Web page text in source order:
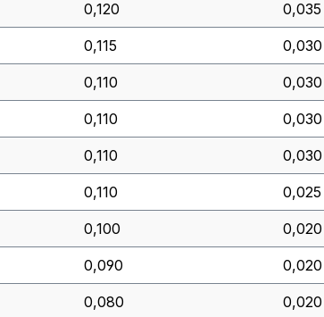
0,120 0,035
0,115 0,030
0,110 0,030
0,110 0,030
0,110 0,030
0,110 0,025
0,100 0,020
0,090 0,020
0,080 0,020